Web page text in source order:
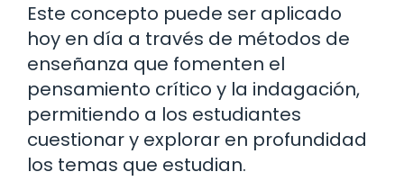
Este concepto puede ser aplicado
hoy en día a través de métodos de
enseñanza que fomenten el
pensamiento crítico y la indagación,
permitiendo a los estudiantes
cuestionar y explorar en profundidad
los temas que estudian.